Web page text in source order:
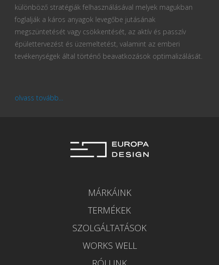
különböző stratégiák felhasználásával melyek magukban
foglalják a káros anyagok levegőbe jutásának
megszüntetését vagy csökkentését, az aktív és passzív
épülettervezést és üzemeltetést, valamint az emberi
tevékenységek által történő beavatkozások optimalizálását.
olvass tovább...
MÁRKÁINK
TERMÉKEK
SZOLGÁLTATÁSOK
WORKS WELL